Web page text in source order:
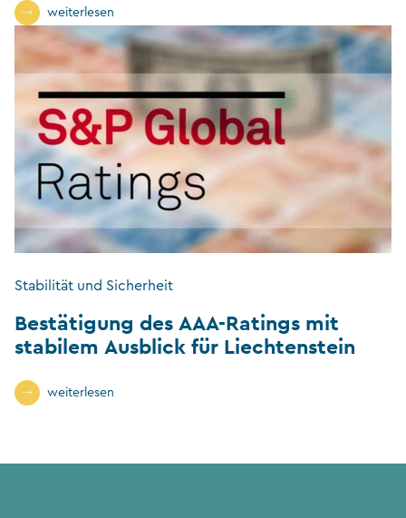
weiterlesen
Stabilität und Sicherheit
Bestätigung des AAA-Ratings mit
stabilem Ausblick für Liechtenstein
weiterlesen